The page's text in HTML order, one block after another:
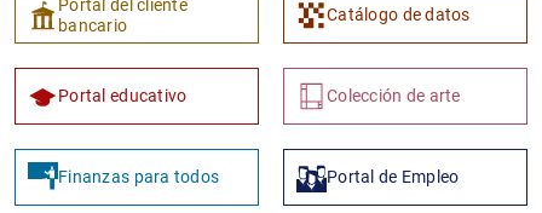
Portal del cliente
bancario
Catálogo de datos
Portal educativo Colección de arte
Finanzas para todos Portal de Empleo